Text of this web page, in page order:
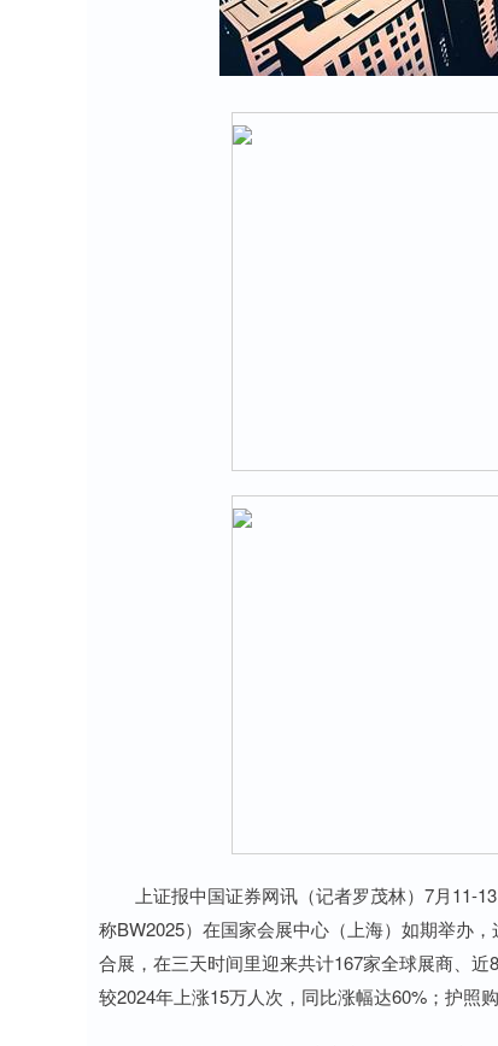
上证报中国证券网讯（记者罗茂林）7月11-13
称BW2025）在国家会展中心（上海）如期举办
合展，在三天时间里迎来共计167家全球展商、
较2024年上涨15万人次，同比涨幅达60%；护照